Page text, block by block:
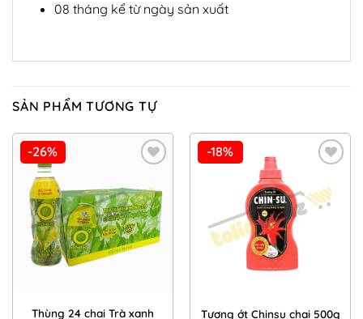
08 tháng kể từ ngày sản xuất
SẢN PHẨM TƯƠNG TỰ
-26%
Wishlist
Thùng 24 chai Trà xanh
-18%
Wishlist
Tương ớt Chinsu chai 500g